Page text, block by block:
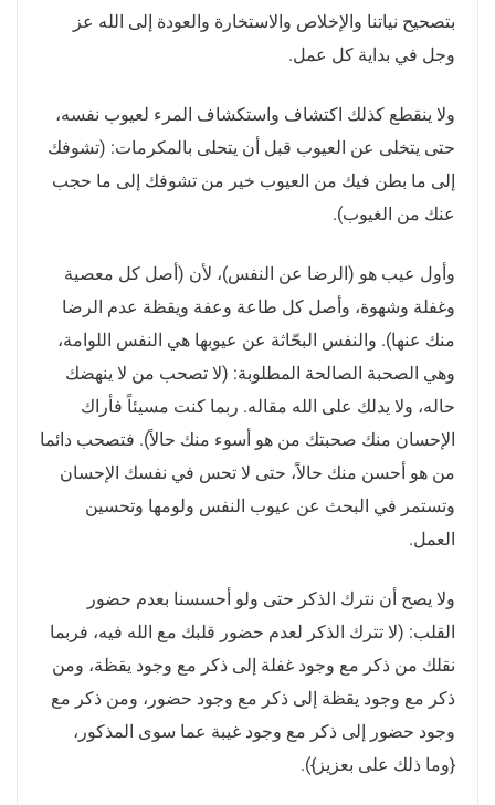
بتصحيح نياتنا والإخلاص والاستخارة والعودة إلى الله عز
وجل في بداية كل عمل.
ولا ينقطع كذلك اكتشاف واستكشاف المرء لعيوب نفسه،
حتى يتخلى عن العيوب قبل أن يتحلى بالمكرمات: (تشوفك
إلى ما بطن فيك من العيوب خير من تشوفك إلى ما حجب
عنك من الغيوب).
وأول عيب هو (الرضا عن النفس)، لأن (أصل كل معصية
وغفلة وشهوة، وأصل كل طاعة وعفة ويقظة عدم الرضا
منك عنها). والنفس البحّاثة عن عيوبها هي النفس اللوامة،
وهي الصحبة الصالحة المطلوبة: (لا تصحب من لا ينهضك
حاله، ولا يدلك على الله مقاله. ربما كنت مسيئاً فأراك
الإحسان منك صحبتك من هو أسوء منك حالاً). فتصحب دائما
من هو أحسن منك حالاً، حتى لا تحس في نفسك الإحسان
وتستمر في البحث عن عيوب النفس ولومها وتحسين
العمل.
ولا يصح أن نترك الذكر حتى ولو أحسسنا بعدم حضور
القلب: (لا تترك الذكر لعدم حضور قلبك مع الله فيه، فربما
نقلك من ذكر مع وجود غفلة إلى ذكر مع وجود يقظة، ومن
ذكر مع وجود يقظة إلى ذكر مع وجود حضور، ومن ذكر مع
وجود حضور إلى ذكر مع وجود غيبة عما سوى المذكور،
{وما ذلك على بعزيز}).